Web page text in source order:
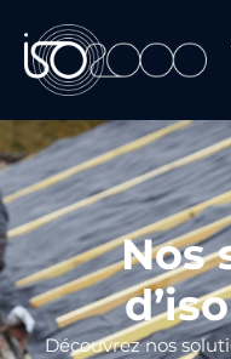
Nos
Découvrez nos